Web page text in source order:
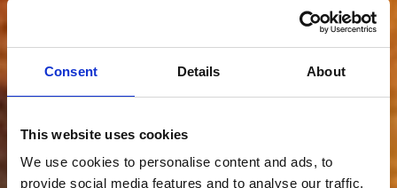
Consent Details About
This website uses cookies
We use cookies to personalise content and ads, to
provide social media features and to analyse our traffic.